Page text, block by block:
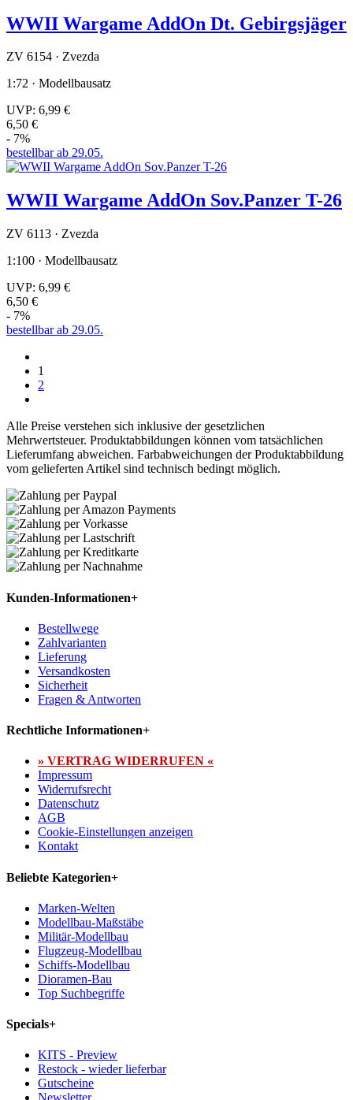
WWII Wargame AddOn Dt. Gebirgsjäger
ZV 6154 · Zvezda
1:72 · Modellbausatz
UVP: 6,99 €
6,50 €
- 7%
bestellbar ab 29.05.
WWII Wargame AddOn Sov.Panzer T-26
ZV 6113 · Zvezda
1:100 · Modellbausatz
UVP: 6,99 €
6,50 €
- 7%
bestellbar ab 29.05.
1
2
Alle Preise verstehen sich inklusive der gesetzlichen
Mehrwertsteuer. Produktabbildungen können vom tatsächlichen
Lieferumfang abweichen. Farbabweichungen der Produktabbildung
vom gelieferten Artikel sind technisch bedingt möglich.
Kunden-Informationen+
Bestellwege
Zahlvarianten
Lieferung
Versandkosten
Sicherheit
Fragen & Antworten
Rechtliche Informationen+
» VERTRAG WIDERRUFEN «
Impressum
Widerrufsrecht
Datenschutz
AGB
Cookie-Einstellungen anzeigen
Kontakt
Beliebte Kategorien+
Marken-Welten
Modellbau-Maßstäbe
Militär-Modellbau
Flugzeug-Modellbau
Schiffs-Modellbau
Dioramen-Bau
Top Suchbegriffe
Specials+
KITS - Preview
Restock - wieder lieferbar
Gutscheine